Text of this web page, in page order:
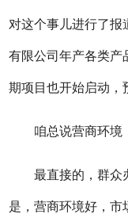
对这个事儿进行了报
有限公司年产各类产
期项目也开始启动，
咱总说营商环境，
最直接的，群众办
是，营商环境好，市